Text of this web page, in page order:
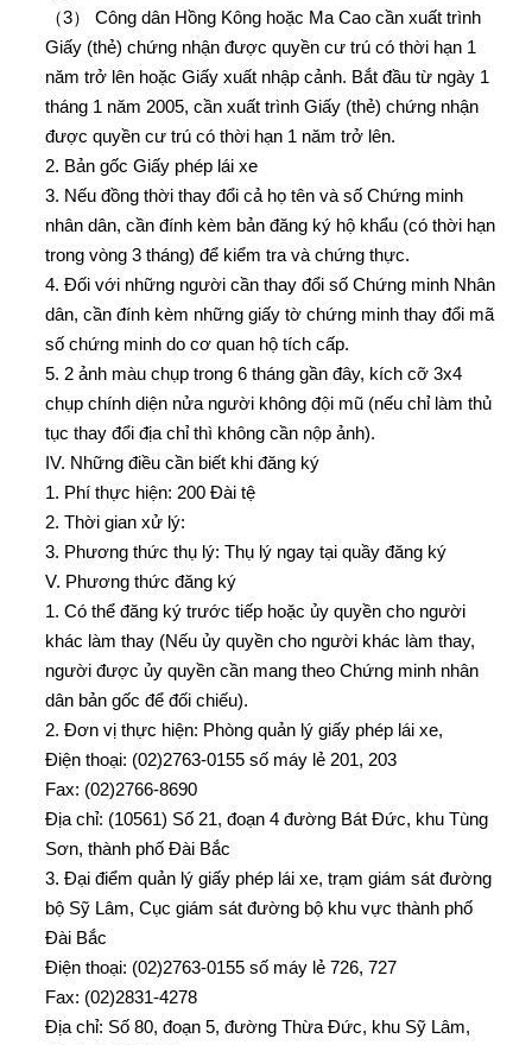
（3） Công dân Hồng Kông hoặc Ma Cao cần xuất trình
Giấy (thẻ) chứng nhận được quyền cư trú có thời hạn 1
năm trở lên hoặc Giấy xuất nhập cảnh. Bắt đầu từ ngày 1
tháng 1 năm 2005, cần xuất trình Giấy (thẻ) chứng nhận
được quyền cư trú có thời hạn 1 năm trở lên.
2. Bản gốc Giấy phép lái xe
3. Nếu đồng thời thay đổi cả họ tên và số Chứng minh
nhân dân, cần đính kèm bản đăng ký hộ khẩu (có thời hạn
trong vòng 3 tháng) để kiểm tra và chứng thực.
4. Đối với những người cần thay đổi số Chứng minh Nhân
dân, cần đính kèm những giấy tờ chứng minh thay đổi mã
số chứng minh do cơ quan hộ tích cấp.
5. 2 ảnh màu chụp trong 6 tháng gần đây, kích cỡ 3x4
chụp chính diện nửa người không đội mũ (nếu chỉ làm thủ
tục thay đổi địa chỉ thì không cần nộp ảnh).
IV. Những điều cần biết khi đăng ký
1. Phí thực hiện: 200 Đài tệ
2. Thời gian xử lý:
3. Phương thức thụ lý: Thụ lý ngay tại quầy đăng ký
V. Phương thức đăng ký
1. Có thể đăng ký trước tiếp hoặc ủy quyền cho người
khác làm thay (Nếu ủy quyền cho người khác làm thay,
người được ủy quyền cần mang theo Chứng minh nhân
dân bản gốc để đối chiếu).
2. Đơn vị thực hiện: Phòng quản lý giấy phép lái xe,
Điện thoại: (02)2763-0155 số máy lẻ 201, 203
Fax: (02)2766-8690
Địa chỉ: (10561) Số 21, đoạn 4 đường Bát Đức, khu Tùng
Sơn, thành phố Đài Bắc
3. Đại điểm quản lý giấy phép lái xe, trạm giám sát đường
bộ Sỹ Lâm, Cục giám sát đường bộ khu vực thành phố
Đài Bắc
Điện thoại: (02)2763-0155 số máy lẻ 726, 727
Fax: (02)2831-4278
Địa chỉ: Số 80, đoạn 5, đường Thừa Đức, khu Sỹ Lâm,